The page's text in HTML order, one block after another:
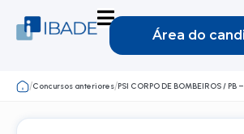
Área do
/Concursos anteriores/PSI CORPO DE BOMBEIROS / PB